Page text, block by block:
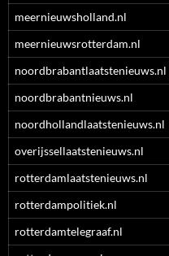
meernieuwsholland.nl
meernieuwsrotterdam.nl
noordbrabantlaatstenieuws.nl
noordbrabantnieuws.nl
noordhollandlaatstenieuws.nl
overijssellaatstenieuws.nl
rotterdamlaatstenieuws.nl
rotterdampolitiek.nl
rotterdamtelegraaf.nl